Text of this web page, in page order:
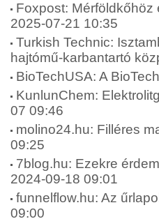
Foxpost:
2025-07-21 10:35
Turkish Technic:
hajtómű-karbantartó
BioTechUSA: A
KunlunChem:
07 09:46
molino24.hu: Filléres
09:25
7blog.hu: Ezekre
2024-09-18 09:01
funnelflow.hu: Az
09:00